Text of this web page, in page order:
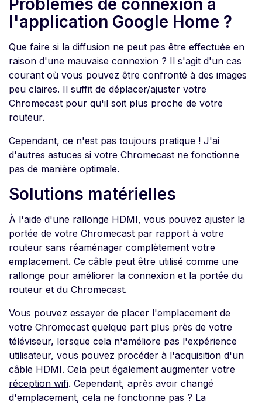
Problèmes de connexion à
l'application Google Home ?
Que faire si la diffusion ne peut pas être effectuée en
raison d'une mauvaise connexion ? Il s'agit d'un cas
courant où vous pouvez être confronté à des images
peu claires. Il suffit de déplacer/ajuster votre
Chromecast pour qu'il soit plus proche de votre
routeur.
Cependant, ce n'est pas toujours pratique ! J'ai
d'autres astuces si votre Chromecast ne fonctionne
pas de manière optimale.
Solutions matérielles
À l'aide d'une rallonge HDMI, vous pouvez ajuster la
portée de votre Chromecast par rapport à votre
routeur sans réaménager complètement votre
emplacement. Ce câble peut être utilisé comme une
rallonge pour améliorer la connexion et la portée du
routeur et du Chromecast.
Vous pouvez essayer de placer l'emplacement de
votre Chromecast quelque part plus près de votre
téléviseur, lorsque cela n'améliore pas l'expérience
utilisateur, vous pouvez procéder à l'acquisition d'un
câble HDMI. Cela peut également augmenter votre
réception wifi. Cependant, après avoir changé
d'emplacement, cela ne fonctionne pas ? La